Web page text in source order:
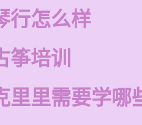
行怎么样
筝培训
里里需要学哪